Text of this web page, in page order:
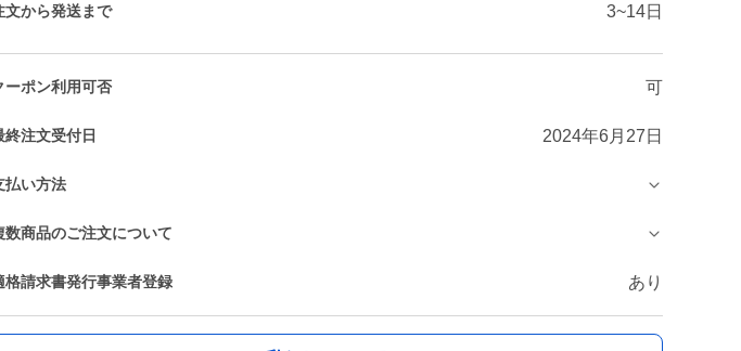
文から発送まで 3~14日
ーポン利用可否 可
終注文受付日 2024年6月27日
払い方法
数商品のご注文について
格請求書発行事業者登録 あり